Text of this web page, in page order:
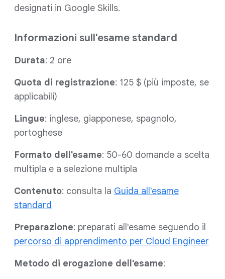
designati in Google Skills.
Informazioni sull'esame standard
Durata: 2 ore
Quota di registrazione: 125 $ (più imposte, se
applicabili)
Lingue: inglese, giapponese, spagnolo,
portoghese
Formato dell'esame: 50-60 domande a scelta
multipla e a selezione multipla
Contenuto: consulta la Guida all'esame
standard
Preparazione: preparati all'esame seguendo il
percorso di apprendimento per Cloud Engineer
Metodo di erogazione dell'esame: